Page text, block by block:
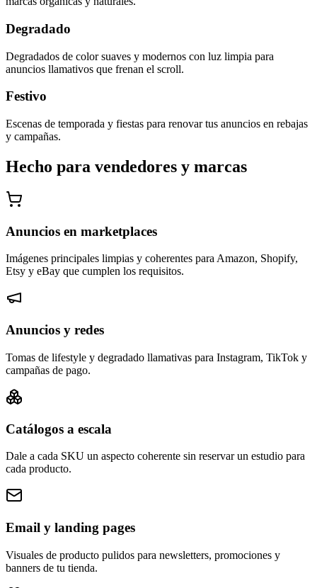
Degradado
Degradados de color suaves y modernos con luz limpia para
anuncios llamativos que frenan el scroll.
Festivo
Escenas de temporada y fiestas para renovar tus anuncios en rebajas
y campañas.
Hecho para vendedores y marcas
Anuncios en marketplaces
Imágenes principales limpias y coherentes para Amazon, Shopify,
Etsy y eBay que cumplen los requisitos.
Anuncios y redes
Tomas de lifestyle y degradado llamativas para Instagram, TikTok y
campañas de pago.
Catálogos a escala
Dale a cada SKU un aspecto coherente sin reservar un estudio para
cada producto.
Email y landing pages
Visuales de producto pulidos para newsletters, promociones y
banners de tu tienda.